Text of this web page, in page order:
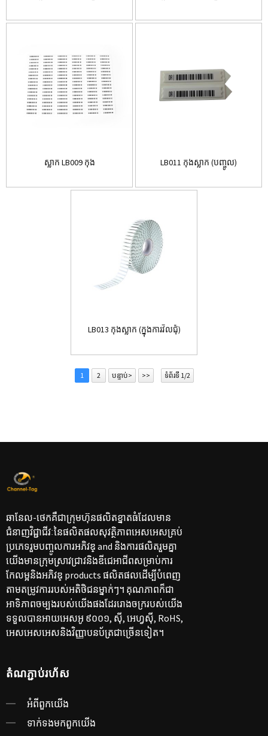
ស្លាក LB009 កុង LB011 កុងស្លាក (បញ្ចូល)
LB013 កុងស្លាក (ក្នុងការវិលជុំ)
1 2 បន្ទាប់> >> ទំព័រទី 1/2
ឆានែល-ថេកគឺជាក្រុមហ៊ុនផលិតខ្នាតធំដែលមាន
ជំនាញវិជ្ជាជីវៈនៃផលិតផលសុវត្ថិភាពអេសអេសគ្រប់
ប្រភេទរួមបញ្ចូលការអភិវឌ្ and និងការផលិតរួមគ្នា
យើងមានក្រុមស្រាវជ្រាវនិងឌីជេអាជីពសម្រាប់ការ
កែលម្អនិងអភិវឌ្ products ផលិតផលដើម្បីបំពេញ
តាមតម្រូវការរបស់អតិថិជនម្នាក់ៗ។ គុណភាពក៏ជា
អាទិភាពចម្បងរបស់យើងផងដែររោងចក្ររបស់យើង
ទទួលបានអាយអេសអូ ៩០០១, ស៊ី, អេហ្វស៊ី, RoHS,
អេសអេសអេសនិងវិញ្ញាបនប័ត្រជាច្រើនទៀត។
តំណ​ភ្ជាប់​រហ័ស
អំពី​ពួក​យើង
ទាក់ទង​មក​ពួក​យើង